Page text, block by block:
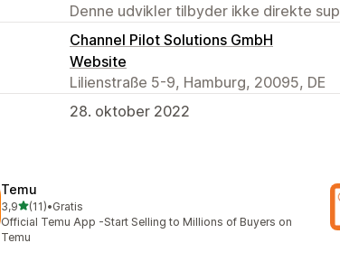
Denne udvikler tilbyder ikke direkte
Channel Pilot Solutions GmbH
Website
Lilienstraße 5-9, Hamburg, 20095, DE
28. oktober 2022
Temu
3,9ud af 5 stjerner
(11)
11 anmeldelser i alt
•Gratis
Official Temu App -Start Selling to Millions of Buyers on
Temu